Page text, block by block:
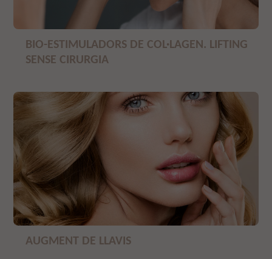
BIO-ESTIMULADORS DE COL·LAGEN. LIFTING
SENSE CIRURGIA
AUGMENT DE LLAVIS